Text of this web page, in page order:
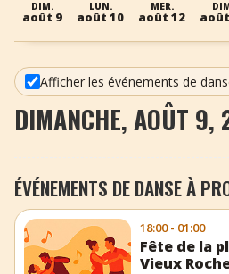
+ Ajouter un événement
DIM.
août 9
LUN.
août 10
MER.
août 12
Afficher les événements de
DIMANCHE, AOÛT 9,
ÉVÉNEMENTS DE DANSE À
18:00 - 01:00
Fête de la
Vieux